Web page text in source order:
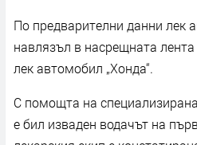
По предварителни данни лек
навлязъл в насрещната
лек автомобил „Хонда“.
С помощта на
е бил изваден водачът на